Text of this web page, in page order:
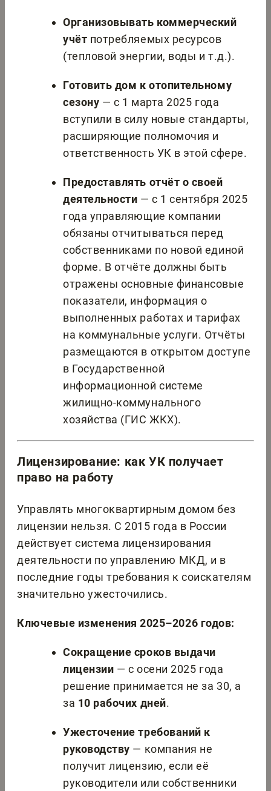
Организовывать коммерческий
учёт потребляемых ресурсов
(тепловой энергии, воды и т.д.).
Готовить дом к отопительному
сезону — с 1 марта 2025 года
вступили в силу новые стандарты,
расширяющие полномочия и
ответственность УК в этой сфере.
Предоставлять отчёт о своей
деятельности — с 1 сентября 2025
года управляющие компании
обязаны отчитываться перед
собственниками по новой единой
форме. В отчёте должны быть
отражены основные финансовые
показатели, информация о
выполненных работах и тарифах
на коммунальные услуги. Отчёты
размещаются в открытом доступе
в Государственной
информационной системе
жилищно-коммунального
хозяйства (ГИС ЖКХ).
Лицензирование: как УК получает
право на работу
Управлять многоквартирным домом без
лицензии нельзя. С 2015 года в России
действует система лицензирования
деятельности по управлению МКД, и в
последние годы требования к соискателям
значительно ужесточились.
Ключевые изменения 2025–2026 годов:
Сокращение сроков выдачи
лицензии — с осени 2025 года
решение принимается не за 30, а
за 10 рабочих дней.
Ужесточение требований к
руководству — компания не
получит лицензию, если её
руководители или собственники